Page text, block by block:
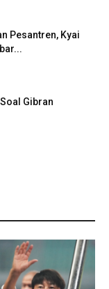
Pesantren, Kyai
Gibran